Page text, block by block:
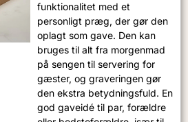
funktionalitet med et
personligt præg, der gør den
oplagt som gave. Den kan
bruges til alt fra morgenmad
på sengen til servering for
gæster, og graveringen gør
den ekstra betydningsfuld. En
god gaveidé til par, forældre